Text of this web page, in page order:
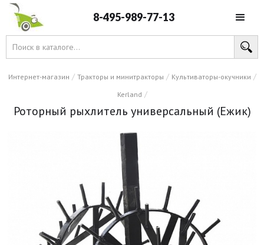
8-495-989-77-13
Интернет-магазин / Тракторы и минитракторы / Культиваторы-окучники /
Kerland /
Роторный рыхлитель универсальный (Ежик)